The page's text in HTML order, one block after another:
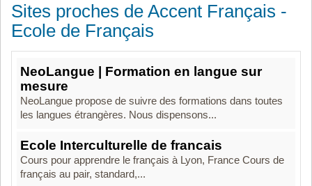
Sites proches de Accent Français -
Ecole de Français
NeoLangue | Formation en langue sur
mesure
NeoLangue propose de suivre des formations dans toutes
les langues étrangères. Nous dispensons...
Ecole Interculturelle de francais
Cours pour apprendre le français à Lyon, France Cours de
français au pair, standard,...